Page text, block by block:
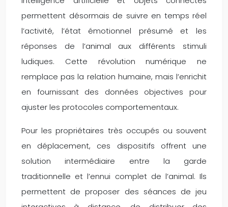
permettent désormais de suivre en temps réel
l’activité, l’état émotionnel présumé et les
réponses de l’animal aux différents stimuli
ludiques. Cette révolution numérique ne
remplace pas la relation humaine, mais l’enrichit
en fournissant des données objectives pour
ajuster les protocoles comportementaux.
Pour les propriétaires très occupés ou souvent
en déplacement, ces dispositifs offrent une
solution intermédiaire entre la garde
traditionnelle et l’ennui complet de l’animal. Ils
permettent de proposer des séances de jeu